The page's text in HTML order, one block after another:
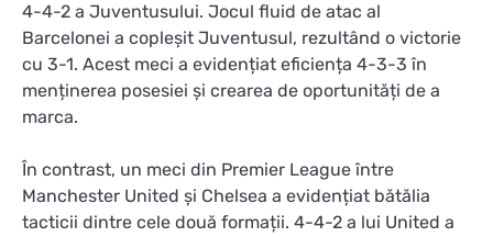
4-4-2 a Juventusului. Jocul fluid de atac al
Barcelonei a copleșit Juventusul, rezultând o victorie
cu 3-1. Acest meci a evidențiat eficiența 4-3-3 în
menținerea posesiei și crearea de oportunități de a
marca.
În contrast, un meci din Premier League între
Manchester United și Chelsea a evidențiat bătălia
tacticii dintre cele două formații. 4-4-2 a lui United a